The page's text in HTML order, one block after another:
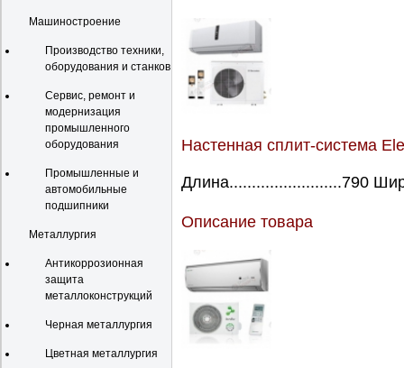
Машиностроение
Производство техники,
оборудования и станков
Сервис, ремонт и
модернизация
промышленного
оборудования
Промышленные и
автомобильные
подшипники
Металлургия
Антикоррозионная
защита
металлоконструкций
Черная металлургия
Цветная металлургия
Настенная сплит-система
Длина.........................790
Описание товара